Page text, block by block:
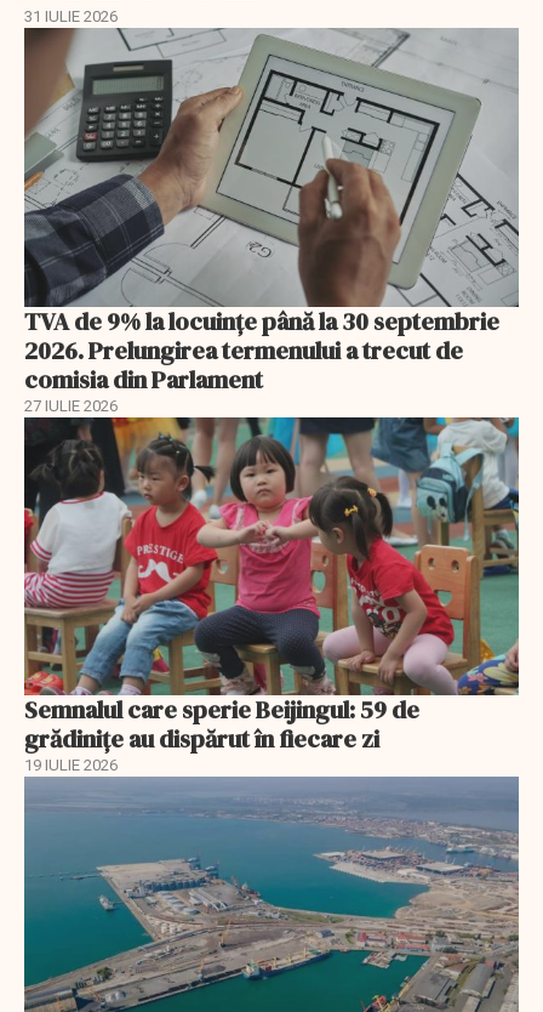
31 IULIE 2026
TVA de 9% la locuințe până la 30 septembrie
2026. Prelungirea termenului a trecut de
comisia din Parlament
27 IULIE 2026
Semnalul care sperie Beijingul: 59 de
grădinițe au dispărut în fiecare zi
19 IULIE 2026